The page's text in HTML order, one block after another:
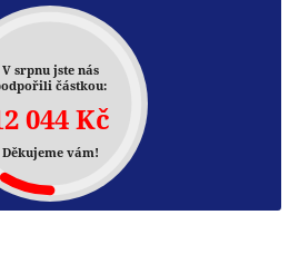
V srpnu jste nás
částkou:
044 Kč
Děkujeme vám!